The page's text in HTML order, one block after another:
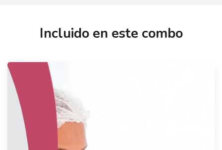
Incluido en este combo